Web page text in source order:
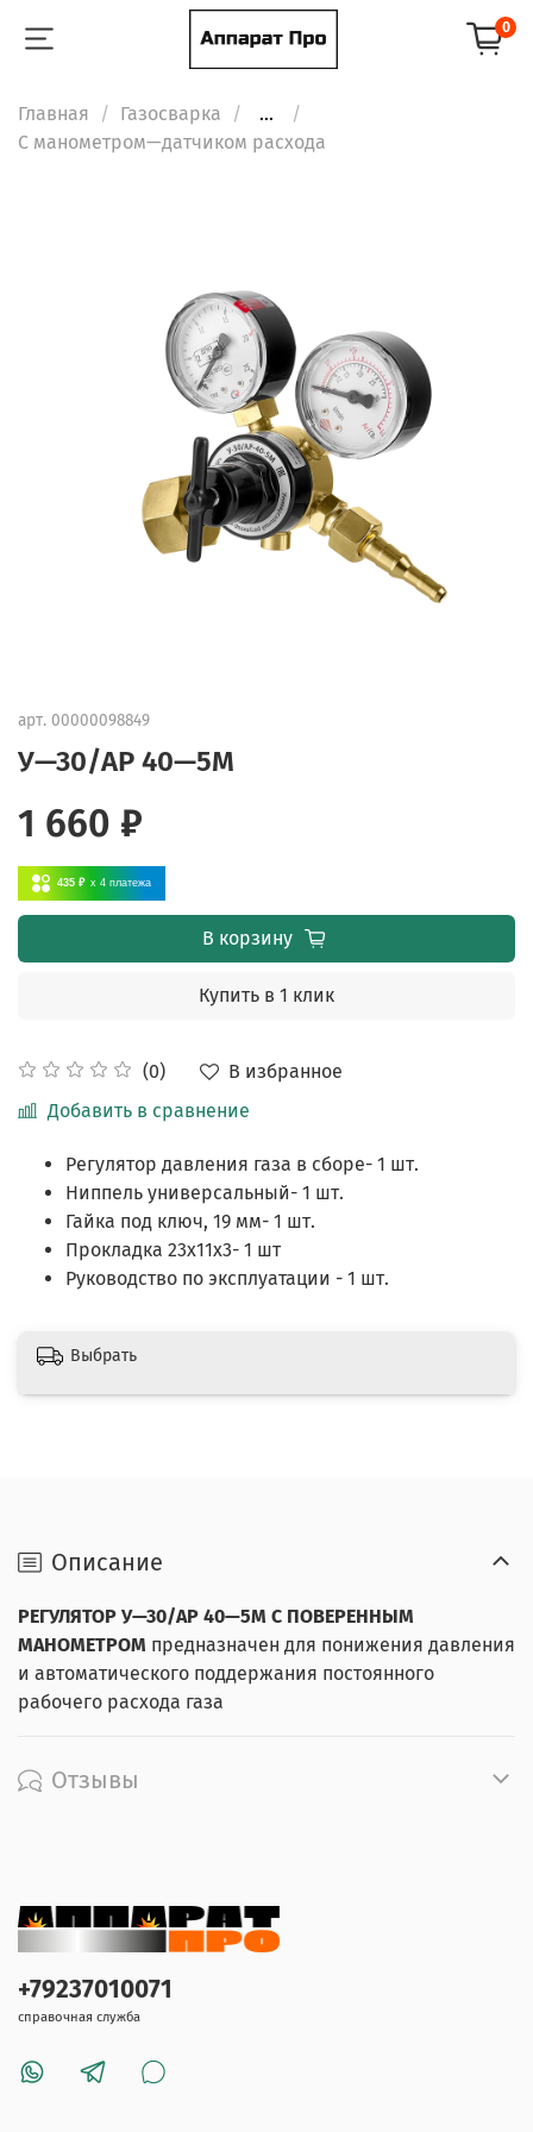
0
Главная Газосварка
...
С манометром—датчиком расхода
арт. 00000098849
У—30/АР 40—5М
(0)
В избранное
Добавить в сравнение
1 660 ₽
435 ₽ x 4 платежа
В корзину
Купить в 1 клик
Регулятор давления газа в сборе- 1 шт.
Ниппель универсальный- 1 шт.
Гайка под ключ, 19 мм- 1 шт.
Прокладка 23х11х3- 1 шт
Руководство по эксплуатации - 1 шт.
Выбрать
Описание
РЕГУЛЯТОР У—30/АР 40—5М С ПОВЕРЕННЫМ
МАНОМЕТРОМ предназначен для понижения давления
и автоматического поддержания постоянного
рабочего расхода газа
Отзывы
+79237010071
справочная служба